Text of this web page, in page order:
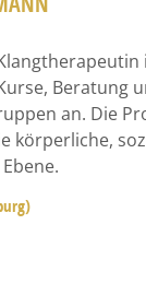
Beratung
an. Die
körperliche,